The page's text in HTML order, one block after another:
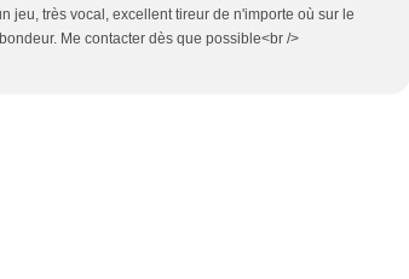
jeu, très vocal, excellent tireur de n'importe où sur le
Me contacter dès que possible<br />